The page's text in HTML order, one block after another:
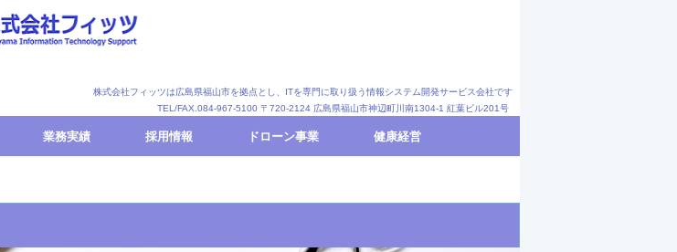
株式会社フィッツは広島県福山市を拠点とし、ITを専門に取り扱う情報システム開発サービス会社です
TEL/FAX.084-967-5100 〒720-2124 広島県福山市神辺町川南1304-1 紅葉ビル201号
業務実績 採用情報 ドローン事業 健康経営